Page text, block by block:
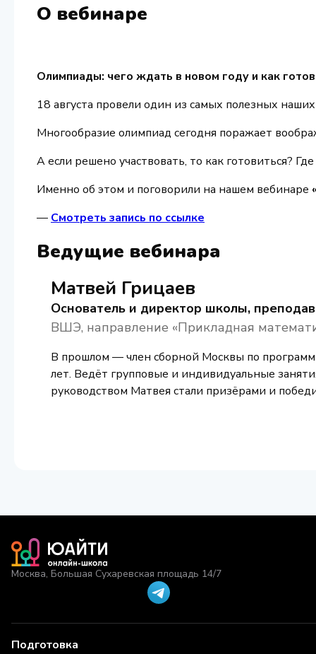
О вебинаре
Олимпиады: чего ждать в новом году и как
18 августа провели один из самых полезных
Многообразие олимпиад сегодня поражает
А если решено участвовать, то как готовиться?
Именно об этом и поговорили на нашем вебинаре
— Смотреть запись по ссылке
Ведущие вебинара
Матвей Грицаев
Основатель и директор школы,
ВШЭ, направление «Прикладная
В прошлом — член сборной Москвы по
лет. Ведёт групповые и индивидуальные
руководством Матвея стали призёрами и
Москва, Большая Сухаревская площадь 14/7
Подготовка